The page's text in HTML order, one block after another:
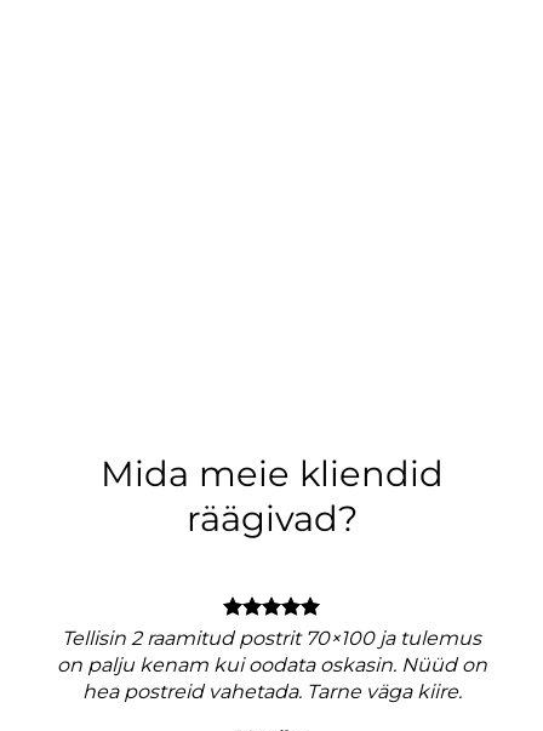
Mida meie kliendid
räägivad?
Tellisin 2 raamitud postrit 70×100 ja tulemus
on palju kenam kui oodata oskasin. Nüüd on
hea postreid vahetada. Tarne väga kiire.